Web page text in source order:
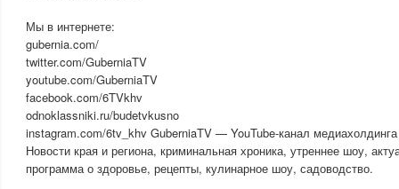
Мы в интернете:
gubernia.com/
twitter.com/GuberniaTV
youtube.com/GuberniaTV
facebook.com/6TVkhv
odnoklassniki.ru/budetvkusno
instagram.com/6tv_khv GuberniaTV — YouTube-канал
Новости края и региона, криминальная хроника, утреннее шоу,
программа о здоровье, рецепты, кулинарное шоу, садоводство.